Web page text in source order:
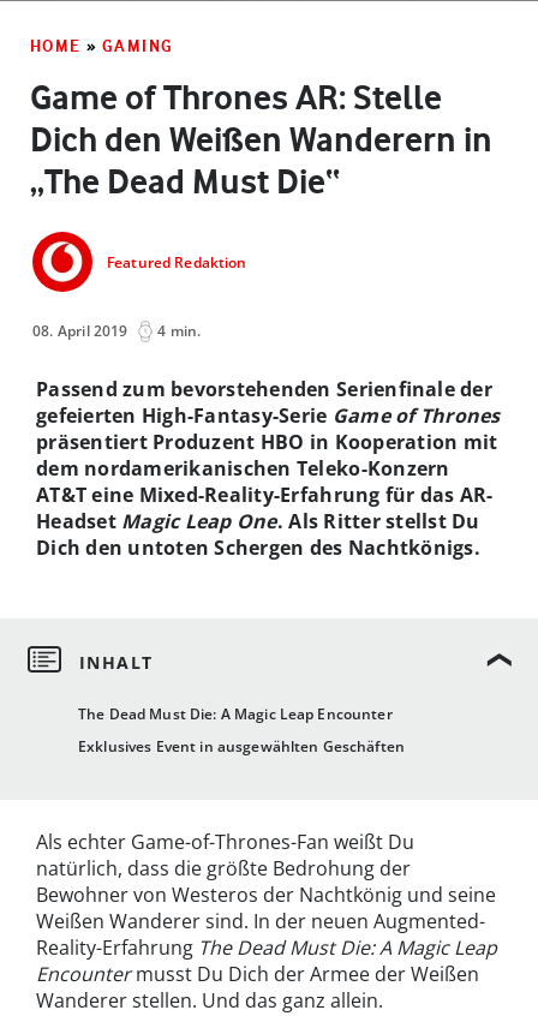
HOME » GAMING
Game of Thrones AR: Stelle
Dich den Weißen Wanderern in
„The Dead Must Die“
Featured Redaktion
08. April 2019 4 min.
The Dead Must Die: A Magic Leap Encounter
Exklusives Event in ausgewählten Geschäften
Passend zum bevorstehenden Serienfinale der
gefeierten High-Fantasy-Serie Game of Thrones
präsentiert Produzent HBO in Kooperation mit
dem nordamerikanischen Teleko-Konzern
AT&T eine Mixed-Reality-Erfahrung für das AR-
Headset Magic Leap One. Als Ritter stellst Du
Dich den untoten Schergen des Nachtkönigs.
Als echter Game-of-Thrones-Fan weißt Du
natürlich, dass die größte Bedrohung der
Bewohner von Westeros der Nachtkönig und seine
Weißen Wanderer sind. In der neuen Augmented-
Reality-Erfahrung The Dead Must Die: A Magic Leap
Encountermusst Du Dich der Armee der Weißen
Wanderer stellen. Und das ganz allein.